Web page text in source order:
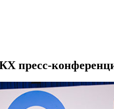
пресс-